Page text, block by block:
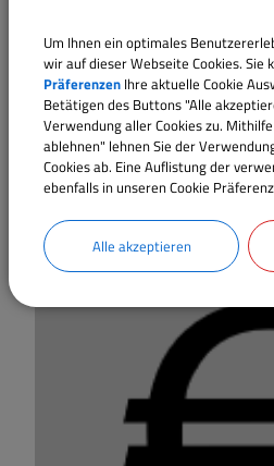
Um Ihnen ein optimales
wir auf dieser Webseite Cookies. Sie
Präferenzen Ihre aktuelle Cookie
Betätigen des Buttons "Alle
Verwendung aller Cookies zu.
ablehnen" lehnen Sie der
Cookies ab. Eine Auflistung der
ebenfalls in unseren Cookie
Alle akzeptieren